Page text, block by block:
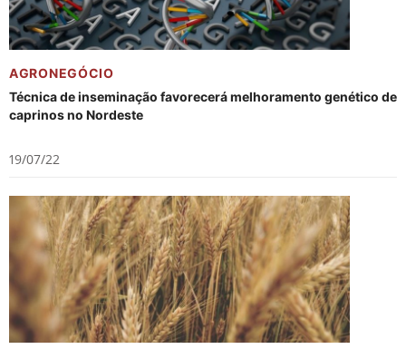
AGRONEGÓCIO
Técnica de inseminação favorecerá melhoramento genético de
caprinos no Nordeste
19/07/22